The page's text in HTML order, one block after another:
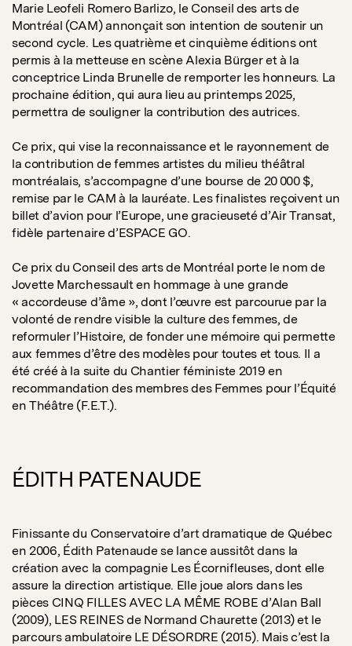
Marie Leofeli Romero Barlizo, le Conseil des arts de
Montréal (CAM) annonçait son intention de soutenir un
second cycle. Les quatrième et cinquième éditions ont
permis à la metteuse en scène Alexia Bürger et à la
conceptrice Linda Brunelle de remporter les honneurs. La
prochaine édition, qui aura lieu au printemps 2025,
permettra de souligner la contribution des autrices.
Ce prix, qui vise la reconnaissance et le rayonnement de
la contribution de femmes artistes du milieu théâtral
montréalais, s’accompagne d’une bourse de 20 000 $,
remise par le CAM à la lauréate. Les finalistes reçoivent un
billet d’avion pour l’Europe, une gracieuseté d’Air Transat,
fidèle partenaire d’ESPACE GO.
Ce prix du Conseil des arts de Montréal porte le nom de
Jovette Marchessault en hommage à une grande
« accordeuse d’âme », dont l’œuvre est parcourue par la
volonté de rendre visible la culture des femmes, de
reformuler l’Histoire, de fonder une mémoire qui permette
aux femmes d’être des modèles pour toutes et tous. Il a
été créé à la suite du Chantier féministe 2019 en
recommandation des membres des Femmes pour l’Équité
en Théâtre (F.E.T.).
ÉDITH PATENAUDE
Finissante du Conservatoire d’art dramatique de Québec
en 2006, Édith Patenaude se lance aussitôt dans la
création avec la compagnie Les Écornifleuses, dont elle
assure la direction artistique. Elle joue alors dans les
pièces CINQ FILLES AVEC LA MÊME ROBE d’Alan Ball
(2009), LES REINES de Normand Chaurette (2013) et le
parcours ambulatoire LE DÉSORDRE (2015). Mais c’est la